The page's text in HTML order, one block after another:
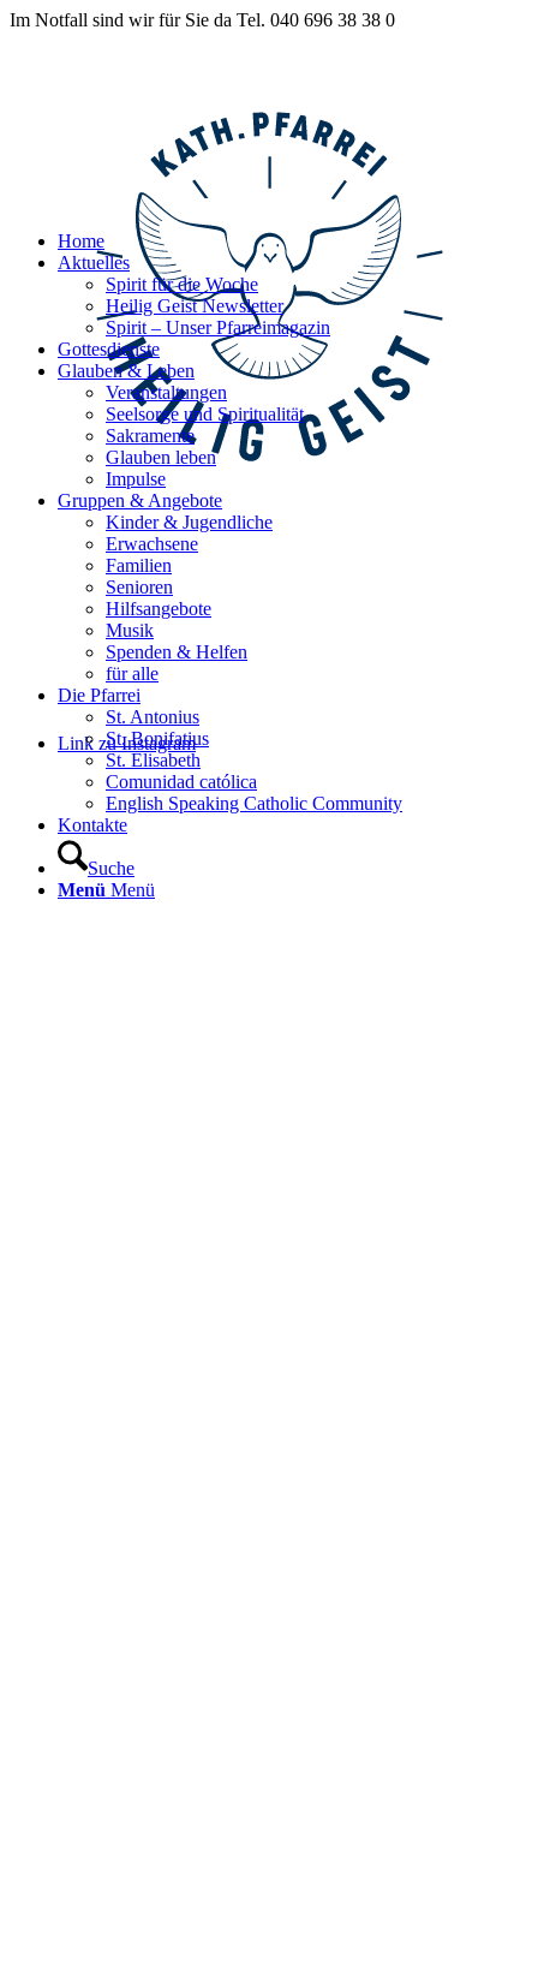
Im Notfall sind wir für Sie da Tel. 040 696 38 38 0
Link zu Instagram
Home
Aktuelles
Spirit für die Woche
Heilig Geist Newsletter
Spirit – Unser Pfarreimagazin
Gottesdienste
Glauben & Leben
Veranstaltungen
Seelsorge und Spiritualität
Sakramente
Glauben leben
Impulse
Gruppen & Angebote
Kinder & Jugendliche
Erwachsene
Familien
Senioren
Hilfsangebote
Musik
Spenden & Helfen
für alle
Die Pfarrei
St. Antonius
St. Bonifatius
St. Elisabeth
Comunidad católica
English Speaking Catholic Community
Kontakte
Suche
Menü Menü